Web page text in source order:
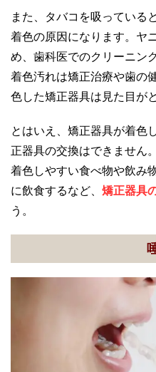
また、タバコを吸っている
着色の原因になります。ヤ
め、歯科医でのクリーニン
着色汚れは矯正治療や歯の
色した矯正器具は見た目が
とはいえ、矯正器具が着色
正器具の交換はできません。
着色しやすい食べ物や飲み
に飲食するなど、 矯正器具
う。